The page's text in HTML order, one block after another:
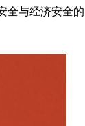
全与经济安全的